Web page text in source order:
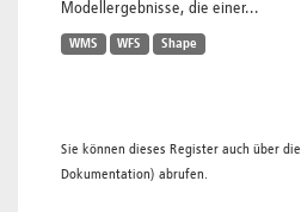
Modellergebnisse, die einer...
WMS WFS Shape
Sie können dieses Register auch über die
Dokumentation) abrufen.